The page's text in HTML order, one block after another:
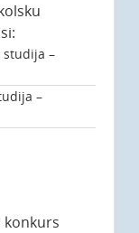
studija –
–
konkurs